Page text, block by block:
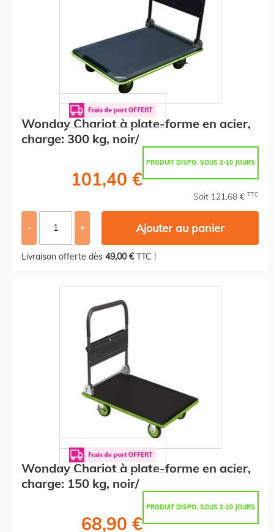
Wonday Chariot à plate-forme en acier,
charge: 300 kg, noir/
PRODUIT DISPO. SOUS 2-10 JOURS
101,40 €
Soit 121,68 € TTC
- + Ajouter au panier
Livraison offerte dès 49,00 €TTC !
Wonday Chariot à plate-forme en acier,
charge: 150 kg, noir/
PRODUIT DISPO. SOUS 2-10 JOURS
68,90 €